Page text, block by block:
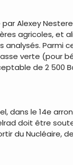
Alexey
agricoles, et
Parmi
verte (pour
de 2 500
le 14e
doit être
du Nucléaire,